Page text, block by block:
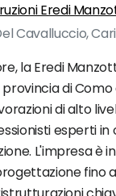
Eredi
Cavalluccio,
la Eredi
di
di alto
esperti in
L'impresa è
fino